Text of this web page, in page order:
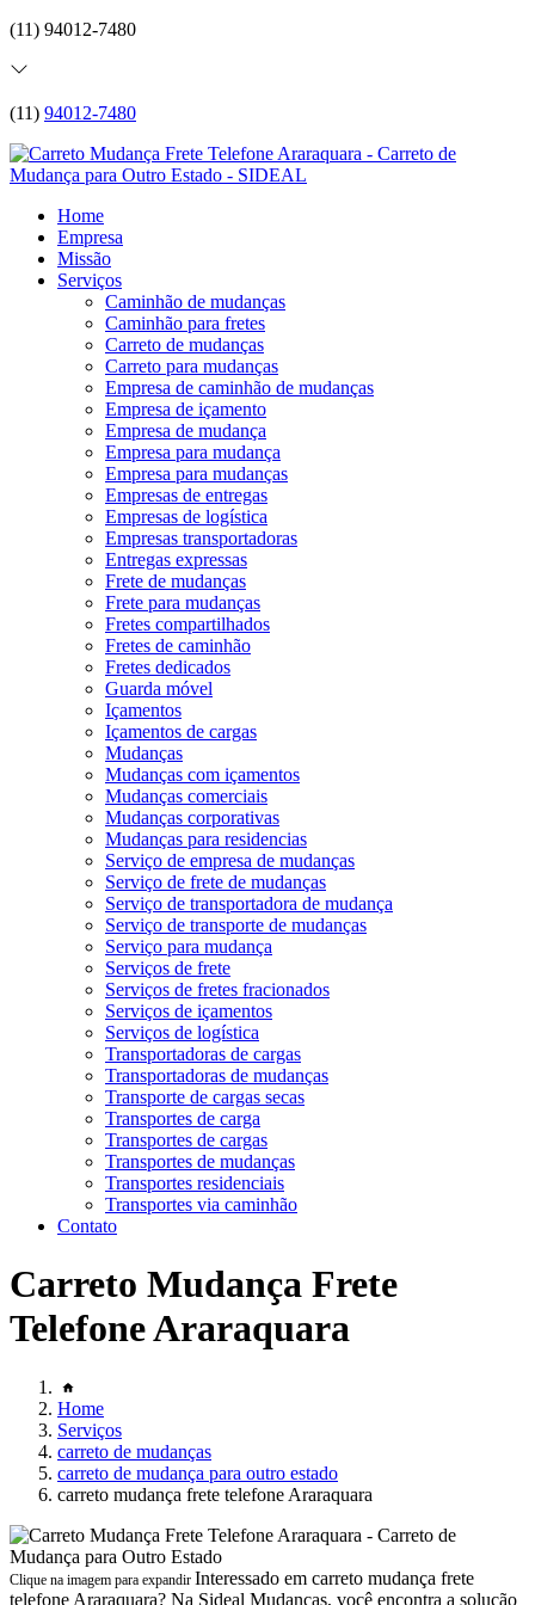
(11) 94012-7480
(11) 94012-7480
Home
Empresa
Missão
Serviços
Caminhão de mudanças
Caminhão para fretes
Carreto de mudanças
Carreto para mudanças
Empresa de caminhão de mudanças
Empresa de içamento
Empresa de mudança
Empresa para mudança
Empresa para mudanças
Empresas de entregas
Empresas de logística
Empresas transportadoras
Entregas expressas
Frete de mudanças
Frete para mudanças
Fretes compartilhados
Fretes de caminhão
Fretes dedicados
Guarda móvel
Içamentos
Içamentos de cargas
Mudanças
Mudanças com içamentos
Mudanças comerciais
Mudanças corporativas
Mudanças para residencias
Serviço de empresa de mudanças
Serviço de frete de mudanças
Serviço de transportadora de mudança
Serviço de transporte de mudanças
Serviço para mudança
Serviços de frete
Serviços de fretes fracionados
Serviços de içamentos
Serviços de logística
Transportadoras de cargas
Transportadoras de mudanças
Transporte de cargas secas
Transportes de carga
Transportes de cargas
Transportes de mudanças
Transportes residenciais
Transportes via caminhão
Contato
Carreto Mudança Frete
Telefone Araraquara
Home
Serviços
carreto de mudanças
carreto de mudança para outro estado
carreto mudança frete telefone Araraquara
Clique na imagem para expandir Interessado em carreto mudança frete
telefone Araraquara? Na Sideal Mudanças, você encontra a solução